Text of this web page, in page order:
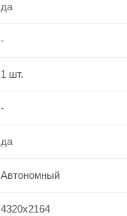
да
-
1 шт.
-
да
Автономный
4320х2164